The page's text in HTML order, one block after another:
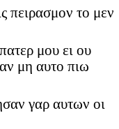
πειρασμον το μεν
μου ει ου
μη αυτο πιω
γαρ αυτων οι